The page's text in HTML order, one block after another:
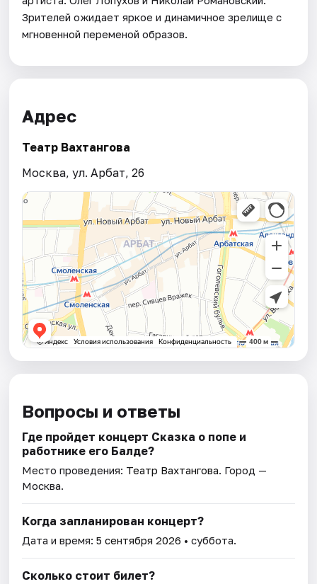
Зрителей ожидает яркое и динамичное зрелище с
мгновенной переменой образов.
Адрес
Театр Вахтангова
Москва, ул. Арбат, 26
Вопросы и ответы
Где пройдет концерт Сказка о попе и
работнике его Балде?
Место проведения: Театр Вахтангова. Город —
Москва.
Когда запланирован концерт?
Дата и время:5 сентября 2026 • суббота.
Сколько стоит билет?